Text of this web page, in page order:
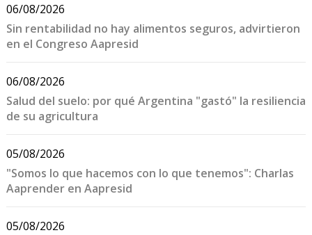
06/08/2026
Sin rentabilidad no hay alimentos seguros, advirtieron
en el Congreso Aapresid
06/08/2026
Salud del suelo: por qué Argentina "gastó" la resiliencia
de su agricultura
05/08/2026
"Somos lo que hacemos con lo que tenemos": Charlas
Aaprender en Aapresid
05/08/2026